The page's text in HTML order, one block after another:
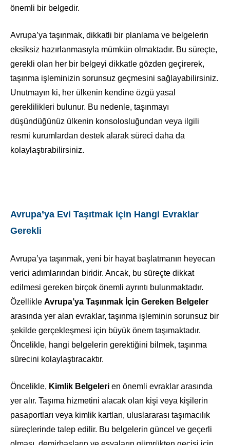
önemli bir belgedir.
Avrupa’ya taşınmak, dikkatli bir planlama ve belgelerin
eksiksiz hazırlanmasıyla mümkün olmaktadır. Bu süreçte,
gerekli olan her bir belgeyi dikkatle gözden geçirerek,
taşınma işleminizin sorunsuz geçmesini sağlayabilirsiniz.
Unutmayın ki, her ülkenin kendine özgü yasal
gereklilikleri bulunur. Bu nedenle, taşınmayı
düşündüğünüz ülkenin konsolosluğundan veya ilgili
resmi kurumlardan destek alarak süreci daha da
kolaylaştırabilirsiniz.
Avrupa’ya Evi Taşıtmak için Hangi Evraklar
Gerekli
Avrupa’ya taşınmak, yeni bir hayat başlatmanın heyecan
verici adımlarından biridir. Ancak, bu süreçte dikkat
edilmesi gereken birçok önemli ayrıntı bulunmaktadır.
Özellikle Avrupa’ya Taşınmak İçin Gereken Belgeler
arasında yer alan evraklar, taşınma işleminin sorunsuz bir
şekilde gerçekleşmesi için büyük önem taşımaktadır.
Öncelikle, hangi belgelerin gerektiğini bilmek, taşınma
sürecini kolaylaştıracaktır.
Öncelikle, Kimlik Belgeleri en önemli evraklar arasında
yer alır. Taşıma hizmetini alacak olan kişi veya kişilerin
pasaportları veya kimlik kartları, uluslararası taşımacılık
süreçlerinde talep edilir. Bu belgelerin güncel ve geçerli